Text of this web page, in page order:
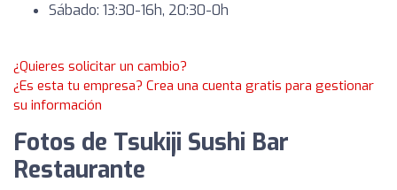
Sábado: 13:30-16h, 20:30-0h
¿Quieres solicitar un cambio?
¿Es esta tu empresa? Crea una cuenta gratis para gestionar
su información
Fotos de Tsukiji Sushi Bar
Restaurante